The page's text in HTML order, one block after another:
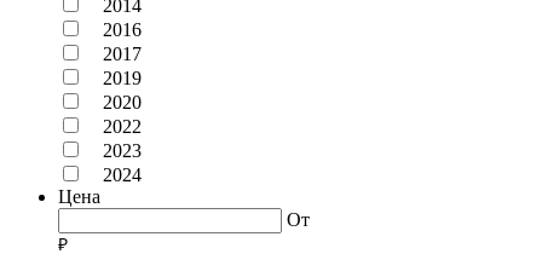
2014
2016
2017
2019
2020
2022
2023
2024
Цена
От